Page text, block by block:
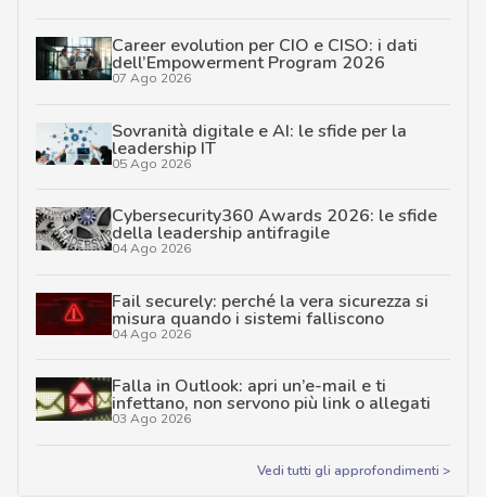
Career evolution per CIO e CISO: i dati
dell’Empowerment Program 2026
07 Ago 2026
Sovranità digitale e AI: le sfide per la
leadership IT
05 Ago 2026
Cybersecurity360 Awards 2026: le sfide
della leadership antifragile
04 Ago 2026
Fail securely: perché la vera sicurezza si
misura quando i sistemi falliscono
04 Ago 2026
Falla in Outlook: apri un’e-mail e ti
infettano, non servono più link o allegati
03 Ago 2026
Vedi tutti gli approfondimenti >